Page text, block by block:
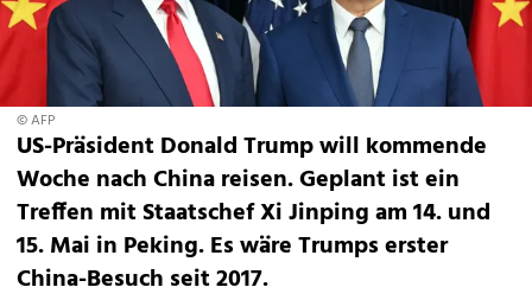
© AFP
US-Präsident Donald Trump will kommende
Woche nach China reisen. Geplant ist ein
Treffen mit Staatschef Xi Jinping am 14. und
15. Mai in Peking. Es wäre Trumps erster
China-Besuch seit 2017.